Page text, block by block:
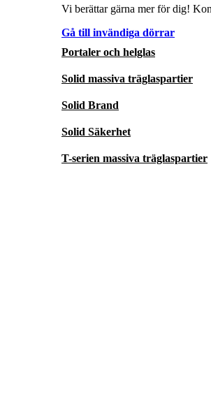
Vi berättar gärna mer för dig!
Gå till invändiga dörrar
Portaler och helglas
Solid massiva träglaspartier
Solid Brand
Solid Säkerhet
T-serien massiva träglaspartier